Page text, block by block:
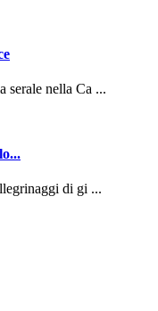
serale nella Ca ...
di gi ...